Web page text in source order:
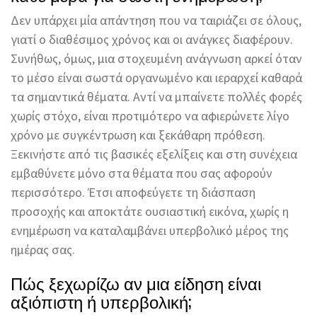
Δεν υπάρχει μία απάντηση που να ταιριάζει σε όλους,
γιατί ο διαθέσιμος χρόνος και οι ανάγκες διαφέρουν.
Συνήθως, όμως, μια στοχευμένη ανάγνωση αρκεί όταν
το μέσο είναι σωστά οργανωμένο και ιεραρχεί καθαρά
τα σημαντικά θέματα. Αντί να μπαίνετε πολλές φορές
χωρίς στόχο, είναι προτιμότερο να αφιερώνετε λίγο
χρόνο με συγκέντρωση και ξεκάθαρη πρόθεση.
Ξεκινήστε από τις βασικές εξελίξεις και στη συνέχεια
εμβαθύνετε μόνο στα θέματα που σας αφορούν
περισσότερο. Έτσι αποφεύγετε τη διάσπαση
προσοχής και αποκτάτε ουσιαστική εικόνα, χωρίς η
ενημέρωση να καταλαμβάνει υπερβολικό μέρος της
ημέρας σας.
Πώς ξεχωρίζω αν μια είδηση είναι
αξιόπιστη ή υπερβολική;